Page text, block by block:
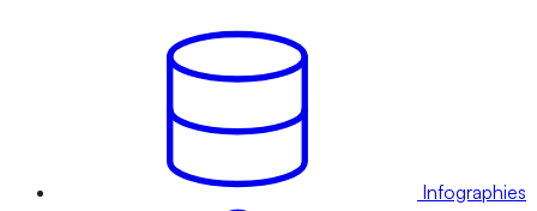
Infographies